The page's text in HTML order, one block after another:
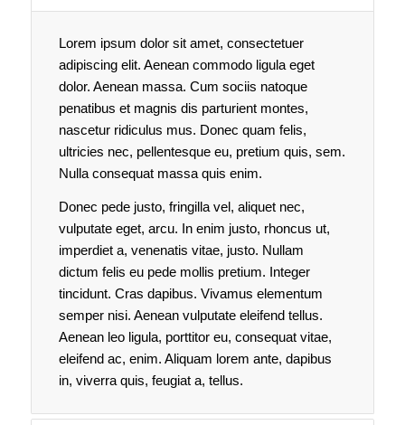
Lorem ipsum dolor sit amet, consectetuer
adipiscing elit. Aenean commodo ligula eget
dolor. Aenean massa. Cum sociis natoque
penatibus et magnis dis parturient montes,
nascetur ridiculus mus. Donec quam felis,
ultricies nec, pellentesque eu, pretium quis, sem.
Nulla consequat massa quis enim.
Donec pede justo, fringilla vel, aliquet nec,
vulputate eget, arcu. In enim justo, rhoncus ut,
imperdiet a, venenatis vitae, justo. Nullam
dictum felis eu pede mollis pretium. Integer
tincidunt. Cras dapibus. Vivamus elementum
semper nisi. Aenean vulputate eleifend tellus.
Aenean leo ligula, porttitor eu, consequat vitae,
eleifend ac, enim. Aliquam lorem ante, dapibus
in, viverra quis, feugiat a, tellus.